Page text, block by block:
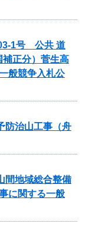
1号 公共 道
補正分）菅生高
般競争入札公
治山工事（舟
間地域総合整備
に関する一般